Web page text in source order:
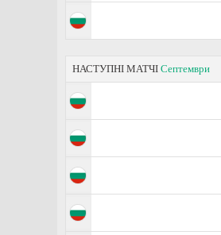
НАСТУПНІ МАТЧІ Септември